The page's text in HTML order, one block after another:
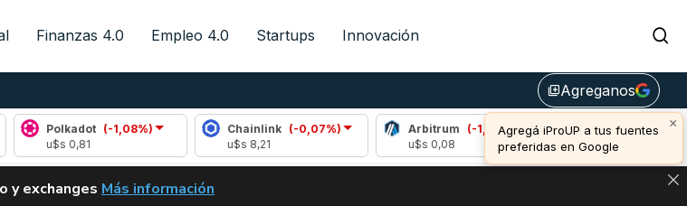
Finanzas 4.0 Empleo 4.0 Startups Innovación
library_addAgreganos
×
Agregá iProUP a tus fuentes
preferidas en Google
Polkadot
(-1,08%)
Chainlink (-0,07%)
Arbitrum (-1,33%)
Bitcoin (0,86%)
u$s 64.992,00
y exchanges CLARITY ACT EN ARGENTINA: IMPACTO EN BITCOIN, DÓLAR CRIPTO Y EXCHANGES
Más información